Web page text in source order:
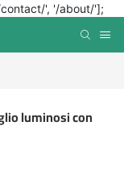
', '/about/'];
luminosi con